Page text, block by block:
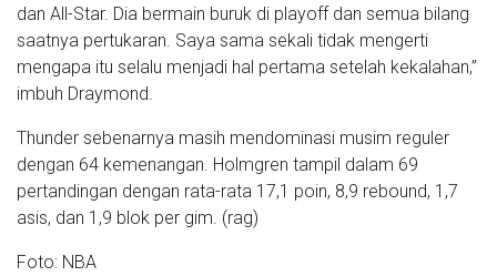
dan All-Star. Dia bermain buruk di playoff dan semua bilang
saatnya pertukaran. Saya sama sekali tidak mengerti
mengapa itu selalu menjadi hal pertama setelah kekalahan,”
imbuh Draymond.
Thunder sebenarnya masih mendominasi musim reguler
dengan 64 kemenangan. Holmgren tampil dalam 69
pertandingan dengan rata-rata 17,1 poin, 8,9 rebound, 1,7
asis, dan 1,9 blok per gim. (rag)
Foto: NBA